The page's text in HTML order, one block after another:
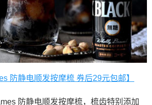
防静电顺发按摩梳 券后29元包邮】
防静电顺发按摩梳，梳齿特别添加